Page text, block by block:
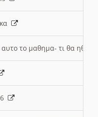
αυτο το μαθημα- τι θα